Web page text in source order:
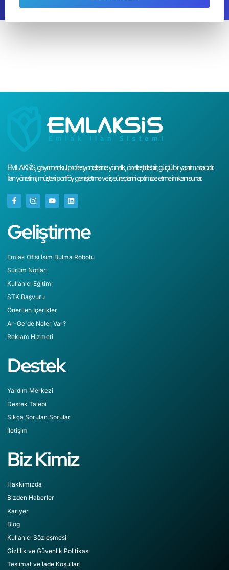
EMLAKSİS, gayrimenkul profesyonellerine yönelik, özelleştirilebilir, güçlü bir yazılım aracıdır.
İlan yönetimi, müşteri portföy genişletme ve iş süreçlerini optimize etme imkanı sunar.
Geliştirme
Emlak Ofisi İsim Bulma Robotu
Sürüm Notları
Kullanıcı Eğitimi
STK Başvuru
Önerilen İçerikler
Ar-Ge'de Neler Var?
Reklam Hizmeti
Destek
Yardım Merkezi
Destek Talebi
Sıkça Sorulan Sorular
İletişim
Biz Kimiz
Hakkımızda
Bizden Haberler
Kariyer
Blog
Kullanıcı Sözleşmesi
Gizlilik ve Güvenlik Politikası
Teslimat ve İade Koşulları